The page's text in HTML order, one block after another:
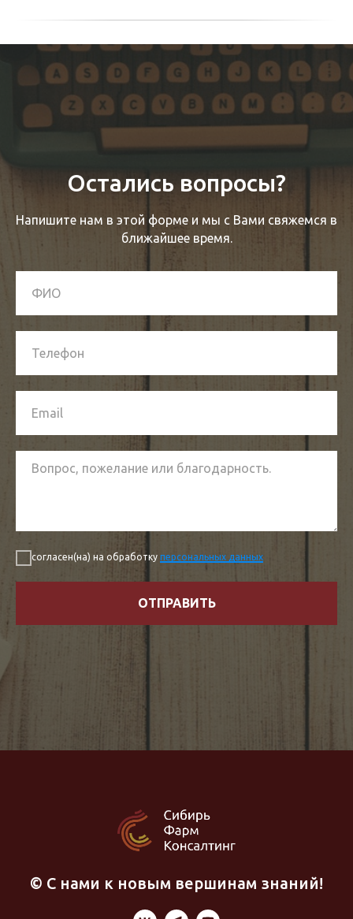
Остались вопросы?
Напишите нам в этой форме и мы с Вами свяжемся в
ближайшее время.
согласен(на) на обработку персональных данных
ОТПРАВИТЬ
© С нами к новым вершинам знаний!